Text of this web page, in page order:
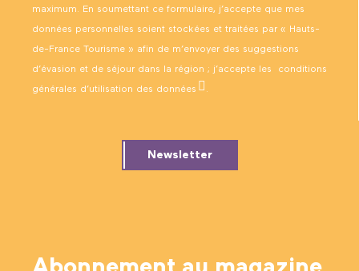
maximum. En soumettant ce formulaire, j’accepte que mes
données personnelles soient stockées et traitées par « Hauts-
de-France Tourisme » afin de m’envoyer des suggestions
d’évasion et de séjour dans la région ; j’accepte les conditions
générales d’utilisation des données .
Newsletter